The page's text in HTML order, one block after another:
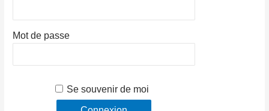
Mot de passe
Se souvenir de moi